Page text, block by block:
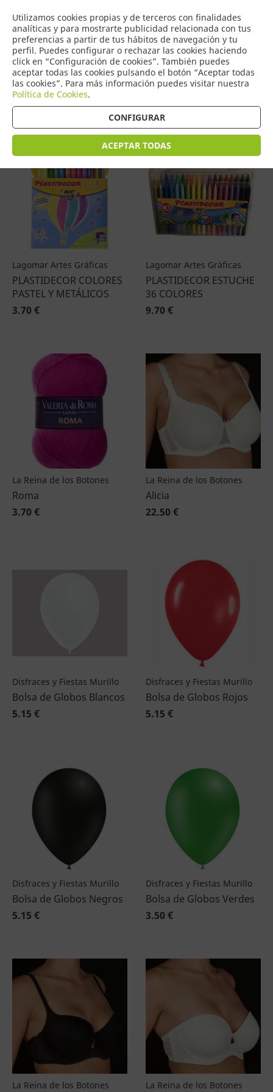
Utilizamos cookies propias y de terceros con finalidades
analíticas y para mostrarte publicidad relacionada con tus
preferencias a partir de tus hábitos de navegación y tu
perfil. Puedes configurar o rechazar las cookies haciendo
click en “Configuración de cookies”. También puedes
aceptar todas las cookies pulsando el botón “Aceptar todas
las cookies”. Para más información puedes visitar nuestra
Política de Cookies.
CONFIGURAR
ACEPTAR TODAS
0
COMERCIO
DE TORRIJOS
Productos (4601)
Ordenar por precio
Lagomar Artes Gráficas
PLASTIDECOR COLORES
PASTEL Y METÁLICOS
3.70 €
Lagomar Artes Gráficas
PLASTIDECOR ESTUCHE
36 COLORES
9.70 €
La Reina de los Botones
Roma
3.70 €
La Reina de los Botones
Alicia
22.50 €
Disfraces y Fiestas Murillo
Bolsa de Globos Blancos
5.15 €
Disfraces y Fiestas Murillo
Bolsa de Globos Rojos
5.15 €
Disfraces y Fiestas Murillo
Bolsa de Globos Negros
5.15 €
Disfraces y Fiestas Murillo
Bolsa de Globos Verdes
3.50 €
La Reina de los Botones La Reina de los Botones